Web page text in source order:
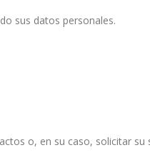
sus datos personales.
o, en su caso, solicitar